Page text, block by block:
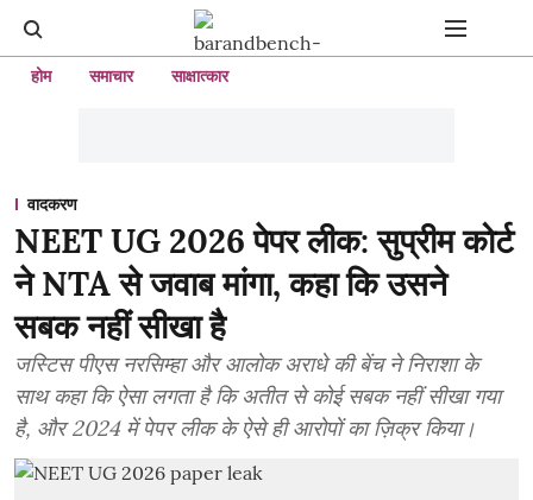
होम समाचार साक्षात्कार
वादकरण
NEET UG 2026 पेपर लीक: सुप्रीम कोर्ट
ने NTA से जवाब मांगा, कहा कि उसने
सबक नहीं सीखा है
जस्टिस पीएस नरसिम्हा और आलोक अराधे की बेंच ने निराशा के
साथ कहा कि ऐसा लगता है कि अतीत से कोई सबक नहीं सीखा गया
है, और 2024 में पेपर लीक के ऐसे ही आरोपों का ज़िक्र किया।